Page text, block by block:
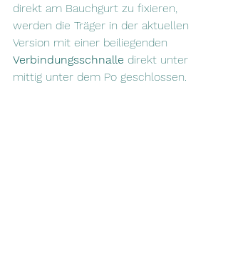
direkt am Bauchgurt zu fixieren,
werden die Träger in der aktuellen
Version mit einer beiliegenden
Verbindungsschnalle direkt unter
mittig unter dem Po geschlossen.